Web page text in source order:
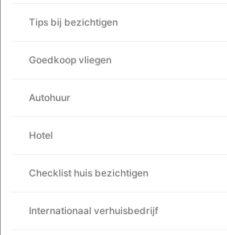
Tips bij bezichtigen
Goedkoop vliegen
Autohuur
Hotel
Checklist huis bezichtigen
Internationaal verhuisbedrijf